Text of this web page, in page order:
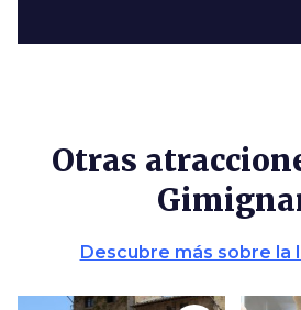
Otras
Descubre más sobre la